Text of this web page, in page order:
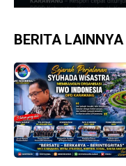
BERITA LAINNYA